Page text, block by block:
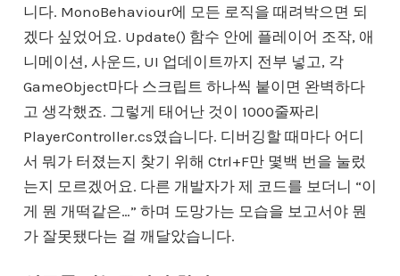
니다. MonoBehaviour에 모든 로직을 때려박으면 되
겠다 싶었어요. Update() 함수 안에 플레이어 조작, 애
니메이션, 사운드, UI 업데이트까지 전부 넣고, 각
GameObject마다 스크립트 하나씩 붙이면 완벽하다
고 생각했죠. 그렇게 태어난 것이 1000줄짜리
PlayerController.cs였습니다. 디버깅할 때마다 어디
서 뭐가 터졌는지 찾기 위해 Ctrl+F만 몇백 번을 눌렀
는지 모르겠어요. 다른 개발자가 제 코드를 보더니 “이
게 뭔 개떡같은…” 하며 도망가는 모습을 보고서야 뭔
가 잘못됐다는 걸 깨달았습니다.